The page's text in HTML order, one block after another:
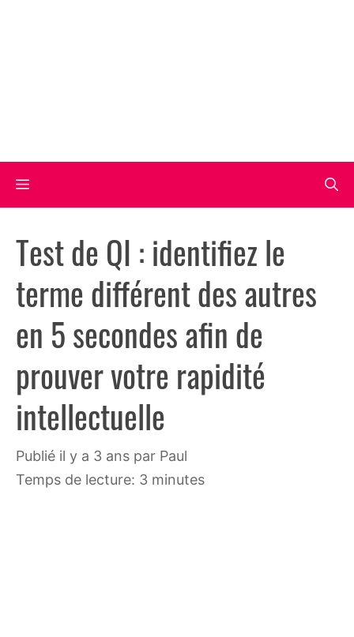
Menu
Test de QI : identifiez le
terme différent des autres
en 5 secondes afin de
prouver votre rapidité
intellectuelle
publié il y a 3 ans par Paul
Temps de lecture: 3 minutes